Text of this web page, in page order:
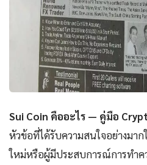
Sui Coin คืออะไร — คู่มือ
หัวข้อที่ได้รับความสนใจอย่างมา
ใหม่หรือผู้มีประสบการณ์การทำคว